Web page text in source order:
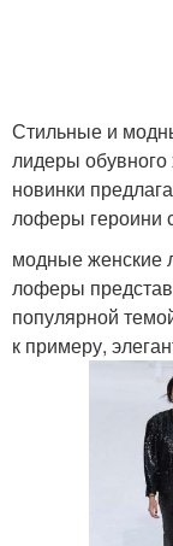
Стильные и
лидеры обувного
новинки
лоферы героини
модные женские
лоферы
популярной
к примеру,